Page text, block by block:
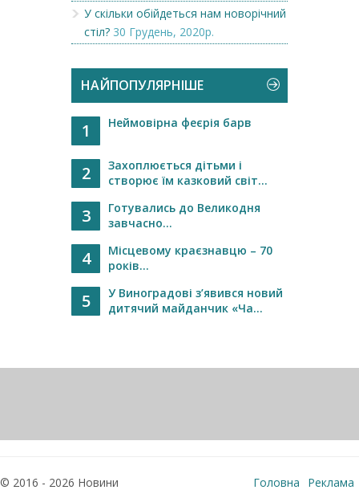
У скільки обійдеться нам новорічний
стіл? 30 Грудень, 2020р.
НАЙПОПУЛЯРНІШЕ
1 Неймовірна феєрія барв
2
Захоплюється дітьми і
створює їм казковий світ...
3
Готувались до Великодня
завчасно...
4
Місцевому краєзнавцю – 70
років...
5
У Виноградові з’явився новий
дитячий майданчик «Ча...
© 2016 - 2026 Новини
Головна
Реклама